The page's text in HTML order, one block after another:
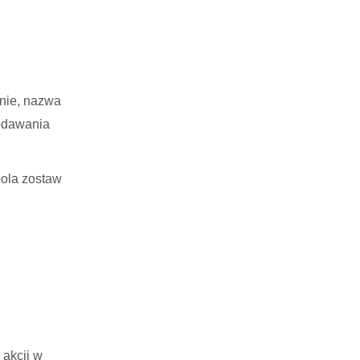
nazwa
zostaw
akcji w